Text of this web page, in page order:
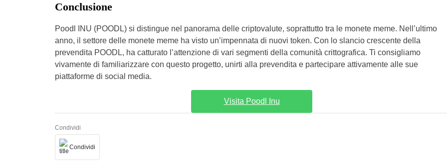
Conclusione
Poodl INU (POODL) si distingue nel panorama delle criptovalute, soprattutto tra le monete meme. Nell’ultimo
anno, il settore delle monete meme ha visto un’impennata di nuovi token. Con lo slancio crescente della
prevendita POODL, ha catturato l’attenzione di vari segmenti della comunità crittografica. Ti consigliamo
vivamente di familiarizzare con questo progetto, unirti alla prevendita e partecipare attivamente alle sue
piattaforme di social media.
Visita Poodl Inu
Condividi
Condividi